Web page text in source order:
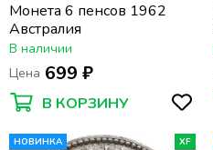
Монета 6 пенсов 1962
Австралия
В наличии
Цена 699 ₽
В КОРЗИНУ
НОВИНКА XF